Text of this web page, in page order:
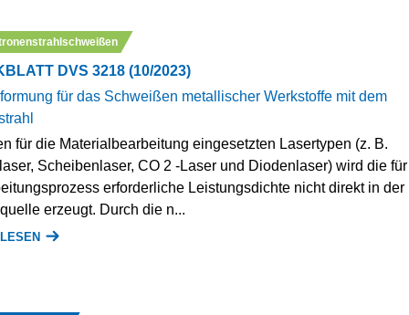
DVS 3218 (10/2023)
für das Schweißen metallischer Werkstoffe mit dem
für die Materialbearbeitung eingesetzten Lasertypen (z. B.
Scheibenlaser, CO 2 -Laser und Diodenlaser) wird die
erforderliche Leistungsdichte nicht direkt in der
erzeugt. Durch die n...